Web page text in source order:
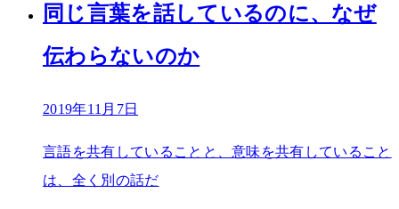
同じ言葉を話しているのに、なぜ
伝わらないのか
2019年11月7日
言語を共有していることと、意味を共有していること
は、全く別の話だ